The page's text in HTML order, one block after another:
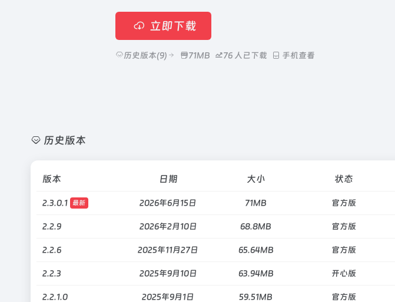
立即下载
历史版本(9) 71MB 76 人已下载 手机查看
历史版本
版本 日期 大小 状态
2.3.0.1 最新 2026年6月15日 71MB 官方版
2.2.9 2026年2月10日 68.8MB 官方版
2.2.6 2025年11月27日 65.64MB 官方版
2.2.3 2025年9月10日 63.94MB 开心版
2.2.1.0 2025年9月1日 59.51MB 官方版